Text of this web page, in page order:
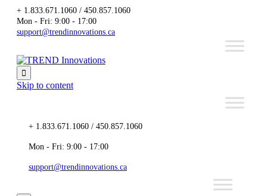
+ 1.833.671.1060 / 450.857.1060
Mon - Fri: 9:00 - 17:00
support@trendinnovations.ca

Skip to content
+ 1.833.671.1060 / 450.857.1060
Mon - Fri: 9:00 - 17:00
support@trendinnovations.ca